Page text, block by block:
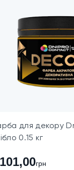
для декору
0.15 кг
101,00грн